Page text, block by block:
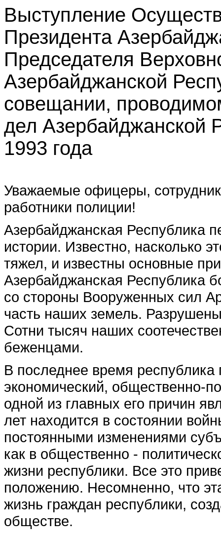
Выступление
Президента
Председателя
Азербайджанской
совещании,
дел Азербайджанской
1993 года
Уважаемые офицеры,
работники поли­ции!
Азербайджанская Рес­публика
истории. Известно, насколь­ко
тяжел, и известны основные
Азербайджанская Республи­ка
со стороны Вооруженных сил
часть наших земель.
Сотни тысяч наших
беженцами.
В последнее время рес­публика
экономический, общественно-
одной из главных его при­чин
лет находится в состоянии
постоянными изменения­ми
как в общественно -
жизни республики. Все это
положе­нию. Несомненно, что
жизнь граждан респуб­лики,
обществе.